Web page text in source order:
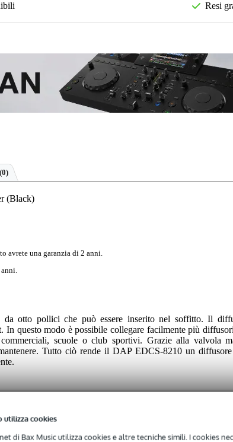
utilizza cookies
di Bax Music utilizza cookies e altre tecniche simili. I cookies
Resi
(0)
(Black)
avrete una garanzia di 2 anni.
otto pollici che può essere inserito nel soffitto. Il
In questo modo è possibile collegare facilmente più
scuole o club sportivi. Grazie alla valvola
Tutto ciò rende il DAP EDCS-8210 un diffusore